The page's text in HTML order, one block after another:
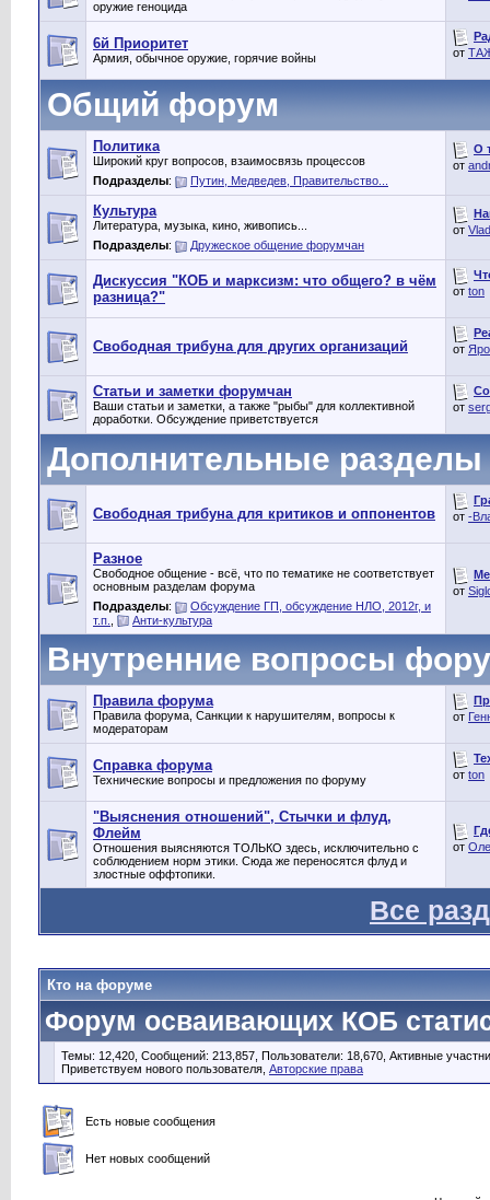
оружие геноцида
6й Приоритет
Армия, обычное оружие, горячие войны
от
Общий форум
Политика
Широкий круг вопросов, взаимосвязь процессов
Подразделы: Путин, Медведев, Правительство...
О
от
Культура
Литература, музыка, кино, живопись...
Подразделы: Дружеское общение форумчан
от
Дискуссия "КОБ и марксизм: что общего? в чём
разница?"
от ton
Свободная трибуна для других организаций
от
Статьи и заметки форумчан
Ваши статьи и заметки, а также "рыбы" для коллективной
доработки. Обсуждение приветствуется
от
Дополнительные разделы
Свободная трибуна для критиков и оппонентов
от -
Разное
Свободное общение - всё, что по тематике не соответствует
основным разделам форума
Подразделы:
Обсуждение ГП, обсуждение НЛО, 2012г, и
т.п.
Анти-культура
от
Внутренние вопросы
Правила форума
Правила форума, Санкции к нарушителям, вопросы к
модераторам
от
Справка форума
Технические вопросы и предложения по форуму
от ton
"Выяснения отношений", Стычки и флуд,
Флейм
Отношения выясняются ТОЛЬКО здесь, исключительно с
соблюдением норм этики. Сюда же переносятся флуд и
злостные оффтопики.
от
Все
Кто на форуме
Форум осваивающих КОБ
Темы: 12,420, Сообщений: 213,857, Пользователи: 18,670, Активные
Приветствуем нового пользователя, Авторские права
Есть новые сообщения
Нет новых сообщений